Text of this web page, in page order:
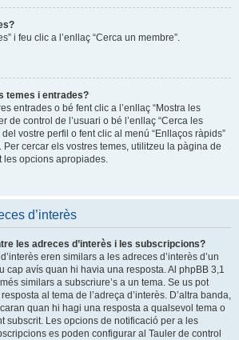
i feu clic a l’enllaç “Cerca un membre”.
temes i entrades?
entrades o bé fent clic a l’enllaç “Mostra les
de control de l’usuari o bé l’enllaç “Cerca les
vostre perfil o fent clic al menú “Enllaços ràpids”
cercar els vostres temes, utilitzeu la pàgina de
les opcions apropiades.
d’interès
les adreces d’interès i les subscripcions?
eren similars a les adreces d’interès d’un
cap avís quan hi havia una resposta. Al phpBB 3,1
similars a subscriure’s a un tema. Se us pot
al tema de l’adreça d’interès. D’altra banda,
quan hi hagi una resposta a qualsevol tema o
subscrit. Les opcions de notificació per a les
es poden configurar al Tauler de control